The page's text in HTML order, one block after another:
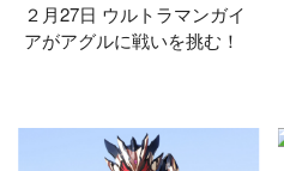
２月27日 ウルトラマンガイ
アがアグルに戦いを挑む！